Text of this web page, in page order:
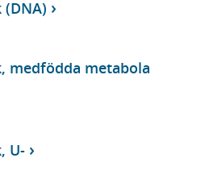
medfödda metabola
U-